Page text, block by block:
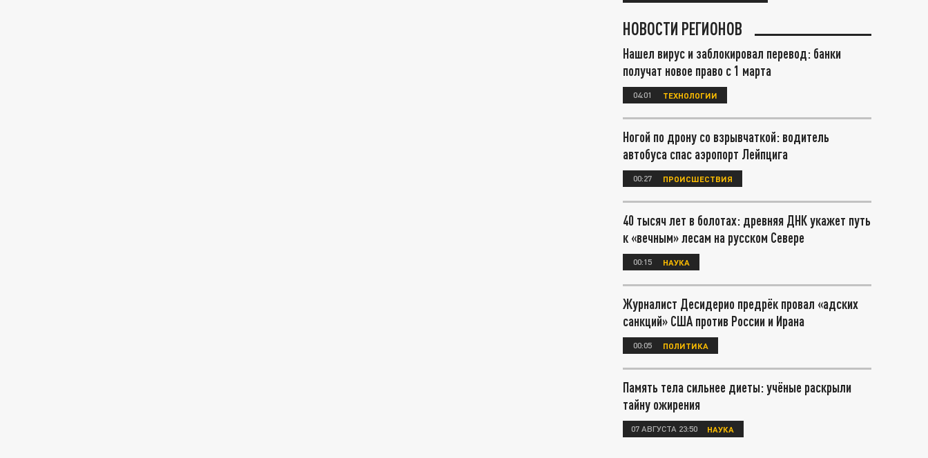
НОВОСТИ РЕГИОНОВ
Нашел вирус и заблокировал перевод: банки
получат новое право с 1 марта
04:01 ТЕХНОЛОГИИ
Ногой по дрону со взрывчаткой: водитель
автобуса спас аэропорт Лейпцига
00:27 ПРОИСШЕСТВИЯ
40 тысяч лет в болотах: древняя ДНК укажет путь
к «вечным» лесам на русском Севере
00:15 НАУКА
Журналист Десидерио предрёк провал «адских
санкций» США против России и Ирана
00:05 ПОЛИТИКА
Память тела сильнее диеты: учёные раскрыли
тайну ожирения
07 АВГУСТА 23:50 НАУКА